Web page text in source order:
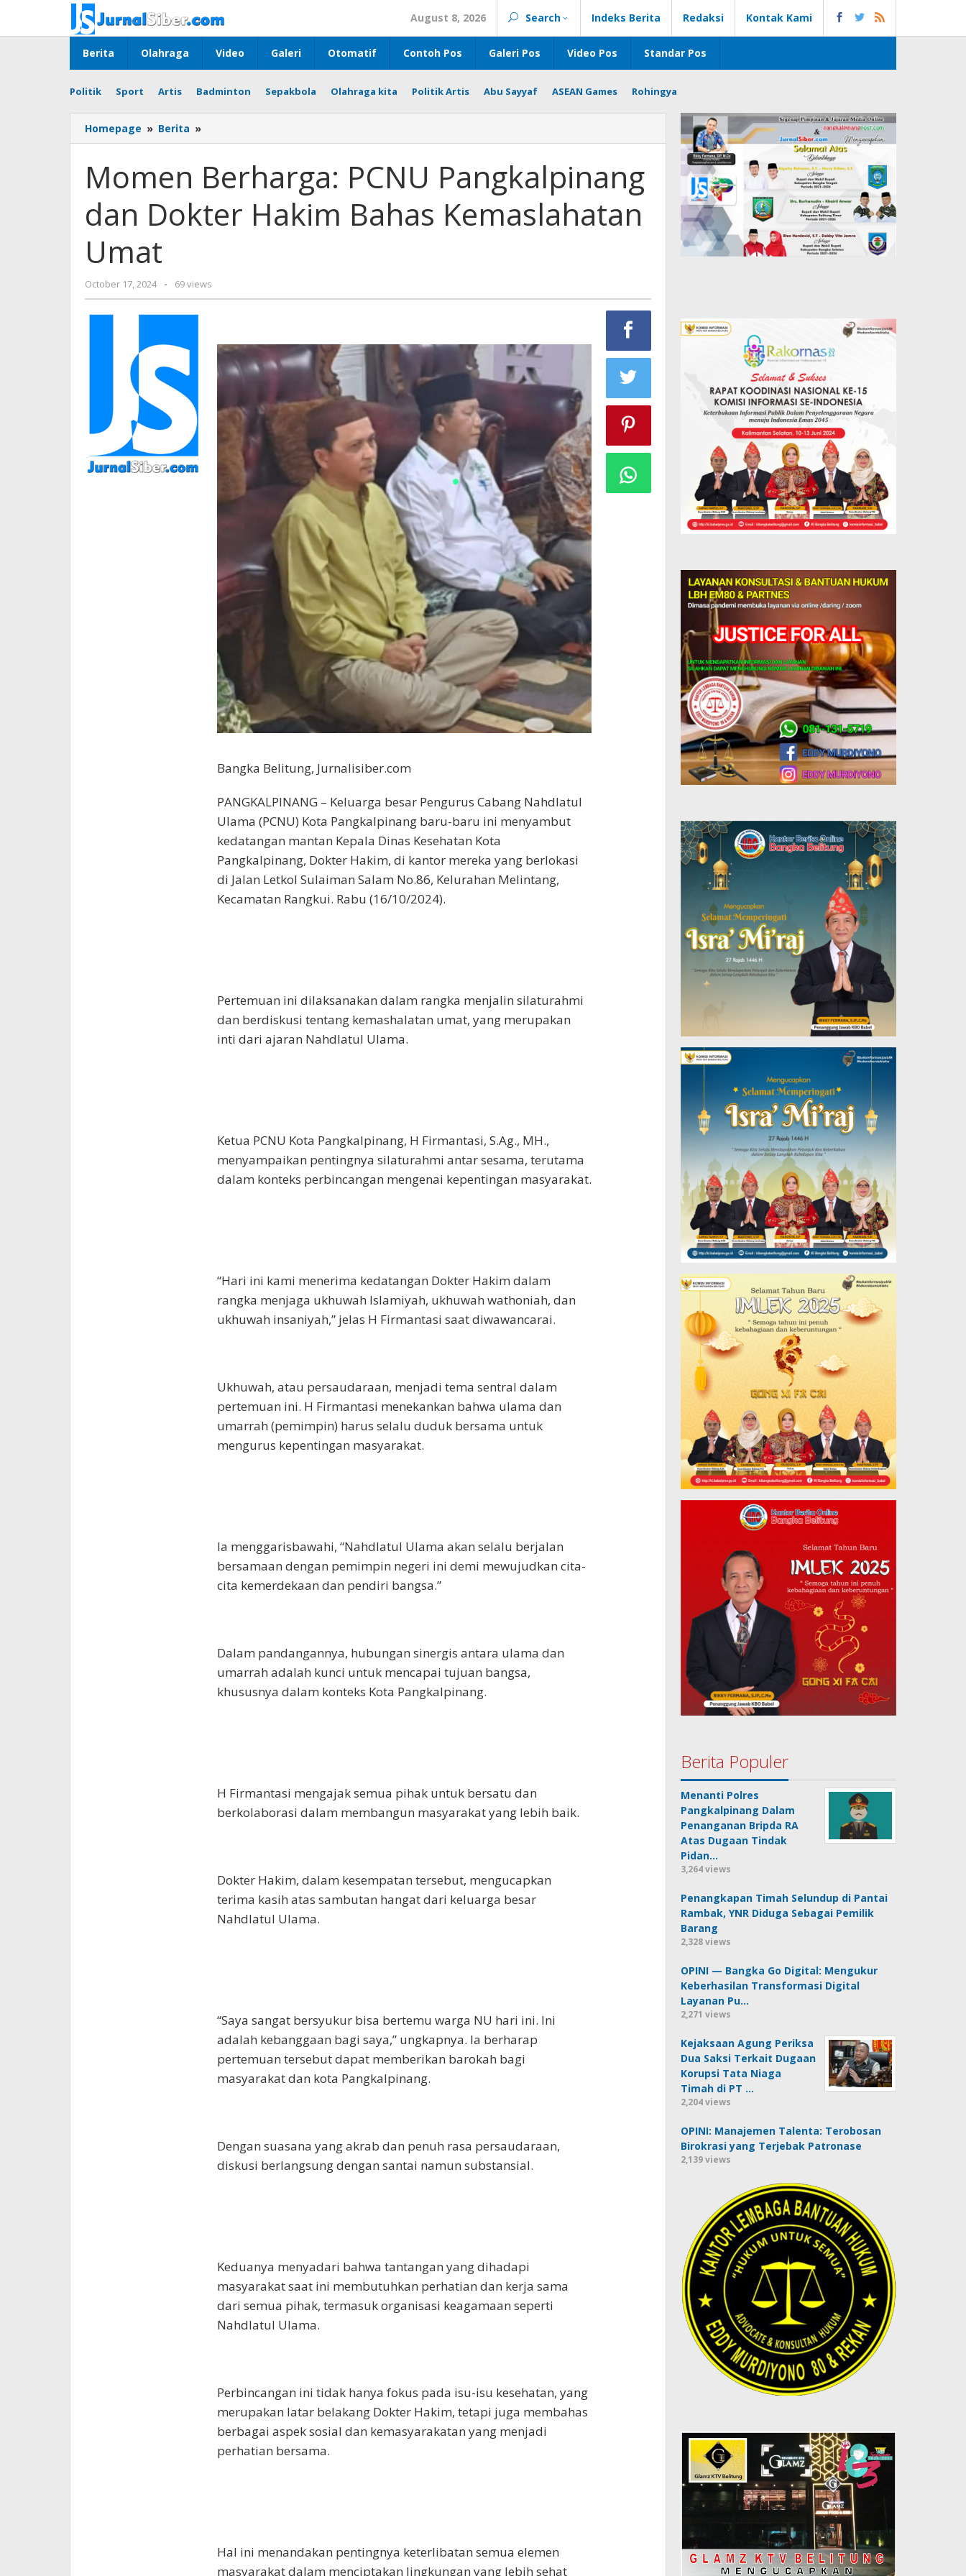
content
August 8, 2026 Search Indeks Berita Redaksi Kontak Kami
Berita Olahraga Video Galeri Otomatif Contoh Pos Galeri Pos Video Pos Standar Pos
Politik Sport Artis Badminton Sepakbola Olahraga kita Politik Artis Abu Sayyaf ASEAN Games Rohingya
Homepage » Berita »
Berharga:
Pangkalpinang
dan
Dokter
Hakim
Momen Berharga: PCNU Pangkalpinang
dan Dokter Hakim Bahas Kemaslahatan
Umat
October 17, 2024
by
Jurnalsiber
- 69 views
Bangka Belitung, Jurnalisiber.com
PANGKALPINANG – Keluarga besar Pengurus Cabang Nahdlatul
Ulama (PCNU) Kota Pangkalpinang baru-baru ini menyambut
kedatangan mantan Kepala Dinas Kesehatan Kota
Pangkalpinang, Dokter Hakim, di kantor mereka yang berlokasi
di Jalan Letkol Sulaiman Salam No.86, Kelurahan Melintang,
Kecamatan Rangkui. Rabu (16/10/2024).
Pertemuan ini dilaksanakan dalam rangka menjalin silaturahmi
dan berdiskusi tentang kemashalatan umat, yang merupakan
inti dari ajaran Nahdlatul Ulama.
Ketua PCNU Kota Pangkalpinang, H Firmantasi, S.Ag., MH.,
menyampaikan pentingnya silaturahmi antar sesama, terutama
dalam konteks perbincangan mengenai kepentingan masyarakat.
“Hari ini kami menerima kedatangan Dokter Hakim dalam
rangka menjaga ukhuwah Islamiyah, ukhuwah wathoniah, dan
ukhuwah insaniyah,” jelas H Firmantasi saat diwawancarai.
Ukhuwah, atau persaudaraan, menjadi tema sentral dalam
pertemuan ini. H Firmantasi menekankan bahwa ulama dan
umarrah (pemimpin) harus selalu duduk bersama untuk
mengurus kepentingan masyarakat.
Ia menggarisbawahi, “Nahdlatul Ulama akan selalu berjalan
bersamaan dengan pemimpin negeri ini demi mewujudkan cita-
cita kemerdekaan dan pendiri bangsa.”
Dalam pandangannya, hubungan sinergis antara ulama dan
umarrah adalah kunci untuk mencapai tujuan bangsa,
khususnya dalam konteks Kota Pangkalpinang.
H Firmantasi mengajak semua pihak untuk bersatu dan
berkolaborasi dalam membangun masyarakat yang lebih baik.
Dokter Hakim, dalam kesempatan tersebut, mengucapkan
terima kasih atas sambutan hangat dari keluarga besar
Nahdlatul Ulama.
“Saya sangat bersyukur bisa bertemu warga NU hari ini. Ini
adalah kebanggaan bagi saya,” ungkapnya. Ia berharap
pertemuan tersebut dapat memberikan barokah bagi
masyarakat dan kota Pangkalpinang.
Dengan suasana yang akrab dan penuh rasa persaudaraan,
diskusi berlangsung dengan santai namun substansial.
Keduanya menyadari bahwa tantangan yang dihadapi
masyarakat saat ini membutuhkan perhatian dan kerja sama
dari semua pihak, termasuk organisasi keagamaan seperti
Nahdlatul Ulama.
Perbincangan ini tidak hanya fokus pada isu-isu kesehatan, yang
merupakan latar belakang Dokter Hakim, tetapi juga membahas
berbagai aspek sosial dan kemasyarakatan yang menjadi
perhatian bersama.
Hal ini menandakan pentingnya keterlibatan semua elemen
masyarakat dalam menciptakan lingkungan yang lebih sehat
Berita Populer
Menanti Polres
Pangkalpinang Dalam
Penanganan Bripda RA
Atas Dugaan Tindak
Pidan…
3,264 views
Penangkapan Timah Selundup di Pantai
Rambak, YNR Diduga Sebagai Pemilik
Barang
2,328 views
OPINI — Bangka Go Digital: Mengukur
Keberhasilan Transformasi Digital
Layanan Pu…
2,271 views
Kejaksaan Agung Periksa
Dua Saksi Terkait Dugaan
Korupsi Tata Niaga
Timah di PT …
2,204 views
OPINI: Manajemen Talenta: Terobosan
Birokrasi yang Terjebak Patronase
2,139 views